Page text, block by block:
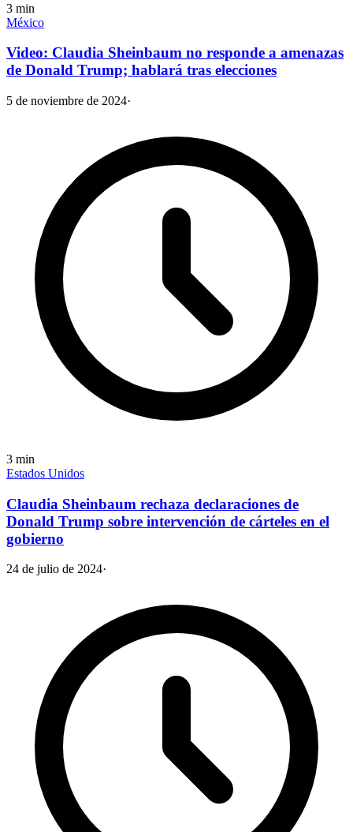
3 min
México
Video: Claudia Sheinbaum no responde a amenazas
de Donald Trump; hablará tras elecciones
5 de noviembre de 2024·
3 min
Estados Unidos
Claudia Sheinbaum rechaza declaraciones de
Donald Trump sobre intervención de cárteles en el
gobierno
24 de julio de 2024·